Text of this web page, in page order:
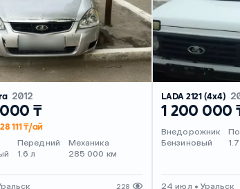
2012
₸
111 ₸/ай
Передний
1.6 л
Механика
285 000 км
228
LADA 2121 (4x4)
1 200 000
Внедорожник
Бензиновый
24 июл • Уральск